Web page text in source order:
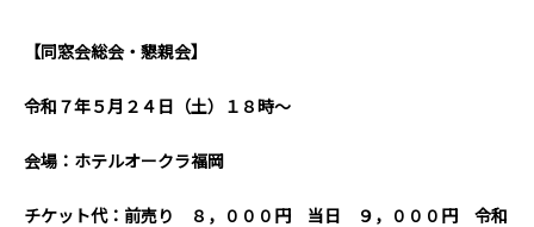
【同窓会総会・懇親会】
令和７年５月２４日（土）１８時～
会場：ホテルオークラ福岡
チケット代：前売り ８，０００円 当日 ９，０００円 令和